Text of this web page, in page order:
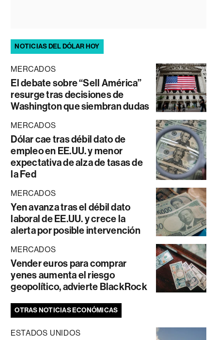
NOTICIAS DEL DÓLAR HOY
MERCADOS
El debate sobre “Sell América”
resurge tras decisiones de
Washington que siembran dudas
MERCADOS
Dólar cae tras débil dato de
empleo en EE.UU. y menor
expectativa de alza de tasas de
la Fed
MERCADOS
Yen avanza tras el débil dato
laboral de EE.UU. y crece la
alerta por posible intervención
MERCADOS
Vender euros para comprar
yenes aumenta el riesgo
geopolítico, advierte BlackRock
OTRAS NOTICIAS ECONÓMICAS
ESTADOS UNIDOS